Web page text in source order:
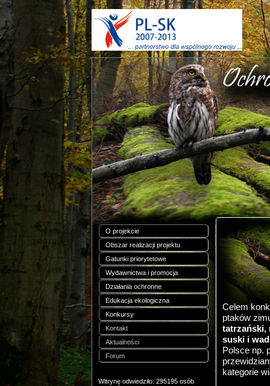
O projekcie
Obszar realizacji projektu
Gatunki priorytetowe
Wydawnictwa i promocja
Działania ochronne
Edukacja ekologiczna
Konkursy
Kontakt
Aktualności
Forum
Witrynę odwiedziło: 295195 osób
Celem
ptaków
tatrzański,
suski i
Polsce np.
kategorie